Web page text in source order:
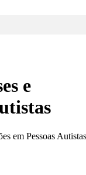
e
em Pessoas Autistas